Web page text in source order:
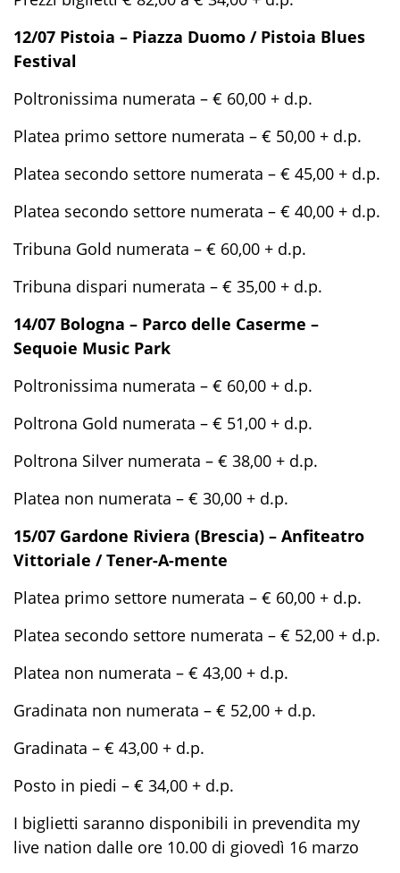
12/07 Pistoia – Piazza Duomo / Pistoia Blues
Festival
Poltronissima numerata – € 60,00 + d.p.
Platea primo settore numerata – € 50,00 + d.p.
Platea secondo settore numerata – € 45,00 + d.p.
Platea secondo settore numerata – € 40,00 + d.p.
Tribuna Gold numerata – € 60,00 + d.p.
Tribuna dispari numerata – € 35,00 + d.p.
14/07 Bologna – Parco delle Caserme –
Sequoie Music Park
Poltronissima numerata – € 60,00 + d.p.
Poltrona Gold numerata – € 51,00 + d.p.
Poltrona Silver numerata – € 38,00 + d.p.
Platea non numerata – € 30,00 + d.p.
15/07 Gardone Riviera (Brescia) – Anfiteatro
Vittoriale / Tener-A-mente
Platea primo settore numerata – € 60,00 + d.p.
Platea secondo settore numerata – € 52,00 + d.p.
Platea non numerata – € 43,00 + d.p.
Gradinata non numerata – € 52,00 + d.p.
Gradinata – € 43,00 + d.p.
Posto in piedi – € 34,00 + d.p.
I biglietti saranno disponibili in prevendita my
live nation dalle ore 10.00 di giovedì 16 marzo